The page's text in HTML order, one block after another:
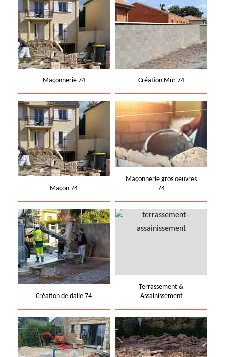
Maçonnerie 74 Création Mur 74
Maçon 74
Maçonnerie gros oeuvres
74
Création de dalle 74
Terrassement &
Assainissement